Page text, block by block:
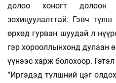
долоо хоногт долоон
зохицуулалттай. Гэвч
өрхөд гурван шуудай л
гэр хорооллынхонд дулаан
үүнээс харж болохоор.
“Иргэдэд түлшний цэг